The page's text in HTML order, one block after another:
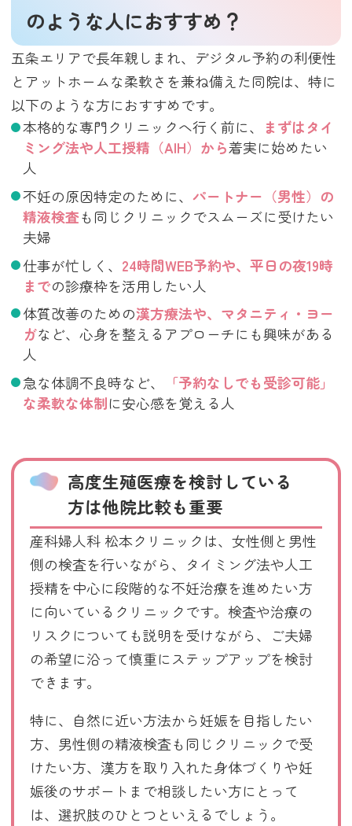
のような人におすすめ？
五条エリアで長年親しまれ、デジタル予約の利便性
とアットホームな柔軟さを兼ね備えた同院は、特に
以下のような方におすすめです。
本格的な専門クリニックへ行く前に、
まずはタイ
ミング法や人工授精（AIH）から着実に始めたい
人
不妊の原因特定のために、 パートナー（男性）の
精液検査も同じクリニックでスムーズに受けたい
夫婦
仕事が忙しく、 24時間WEB予約や、平日の夜19時
までの診療枠を活用したい人
体質改善のための漢方療法や、マタニティ・ヨー
ガなど、心身を整えるアプローチにも興味がある
人
急な体調不良時など、
「予約なしでも受診可能」
な柔軟な体制に安心感を覚える人
高度生殖医療を検討している
方は他院比較も重要
産科婦人科 松本クリニックは、女性側と男性
側の検査を行いながら、タイミング法や人工
授精を中心に段階的な不妊治療を進めたい方
に向いているクリニックです。検査や治療の
リスクについても説明を受けながら、ご夫婦
の希望に沿って慎重にステップアップを検討
できます。
特に、自然に近い方法から妊娠を目指したい
方、男性側の精液検査も同じクリニックで受
けたい方、漢方を取り入れた身体づくりや妊
娠後のサポートまで相談したい方にとって
は、選択肢のひとつといえるでしょう。